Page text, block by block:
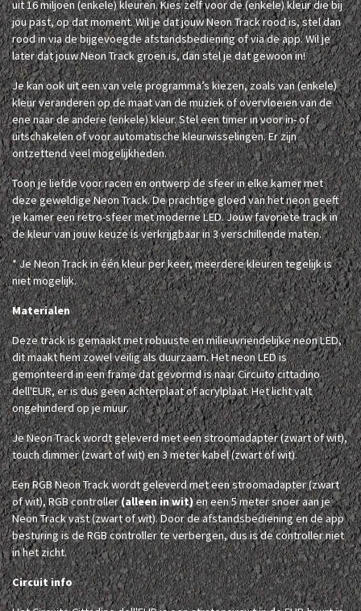
uit 16 miljoen (enkele) kleuren. Kies zelf voor de (enkele) kleur die bij
jou past, op dat moment. Wil je dat jouw Neon Track rood is, stel dan
rood in via de bijgevoegde afstandsbediening of via de app. Wil je
later dat jouw Neon Track groen is, dan stel je dat gewoon in!
Je kan ook uit een van vele programma’s kiezen, zoals van (enkele)
kleur veranderen op de maat van de muziek of overvloeien van de
ene naar de andere (enkele) kleur. Stel een timer in voor in- of
uitschakelen of voor automatische kleurwisselingen. Er zijn
ontzettend veel mogelijkheden.
Toon je liefde voor racen en ontwerp de sfeer in elke kamer met
deze geweldige Neon Track. De prachtige gloed van het neon geeft
je kamer een retro-sfeer met moderne LED. Jouw favoriete track in
de kleur van jouw keuze is verkrijgbaar in 3 verschillende maten.
* Je Neon Track in één kleur per keer, meerdere kleuren tegelijk is
niet mogelijk.
Materialen
Deze track is gemaakt met robuuste en milieuvriendelijke neon LED,
dit maakt hem zowel veilig als duurzaam. Het neon LED is
gemonteerd in een frame dat gevormd is naar Circuito cittadino
dell'EUR, er is dus geen achterplaat of acrylplaat. Het licht valt
ongehinderd op je muur.
Je Neon Track wordt geleverd met een stroomadapter (zwart of wit),
touch dimmer (zwart of wit) en 3 meter kabel (zwart of wit).
Een RGB Neon Track wordt geleverd met een stroomadapter (zwart
of wit), RGB controller(alleen in wit)en een 5 meter snoer aan je
Neon Track vast (zwart of wit). Door de afstandsbediening en de app
besturing is de RGB controller te verbergen, dus is de controller niet
in het zicht.
Circuit info